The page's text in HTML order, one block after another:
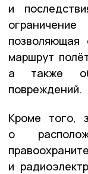
и
позволяющая
маршрут
а также
повреждений.
Кроме того,
о
и